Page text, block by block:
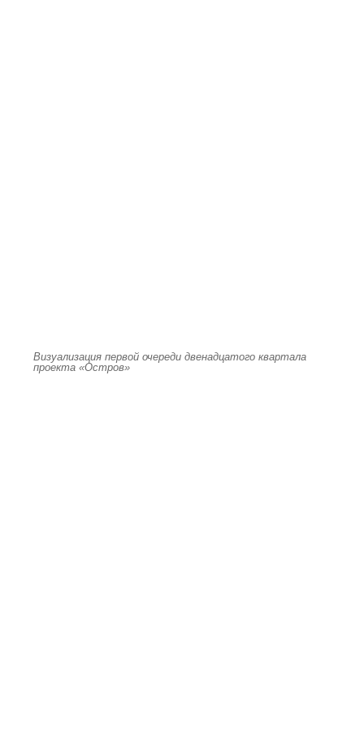
Визуализация первой очереди двенадцатого квартала
проекта «Остров»